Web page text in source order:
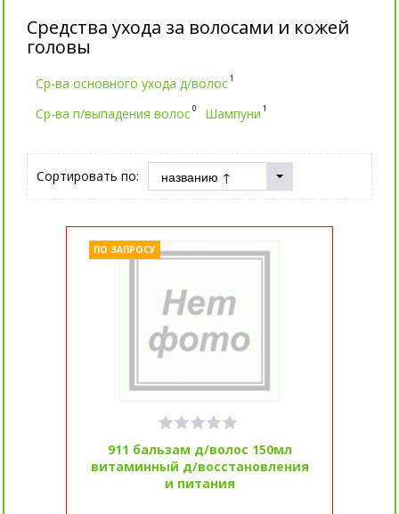
Средства ухода за волосами и кожей
головы
Ср-ва основного ухода д/волос1
Ср-ва п/выпадения волос0 Шампуни 1
Сортировать по:
911 бальзам д/волос 150мл
витаминный д/восстановления
и питания
ПО ЗАПРОСУ